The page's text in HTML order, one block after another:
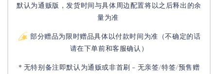
默认为通贩版，发货时间与具体周边配置将以之后释出的余
量为准
部分赠品为限时赠品具体以付款时间为准（不确定的话
请在下单前和客服确认）
* 无特别备注即默认为通贩或非首刷 - 无亲签/特签/预售赠